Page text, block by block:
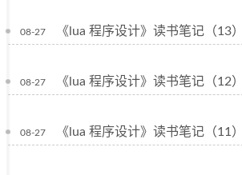
08-27 《lua 程序设计》读书笔记（13
08-27 《lua 程序设计》读书笔记（12
08-27 《lua 程序设计》读书笔记（11